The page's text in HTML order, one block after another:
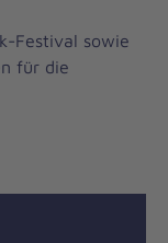
Festival sowie
für die